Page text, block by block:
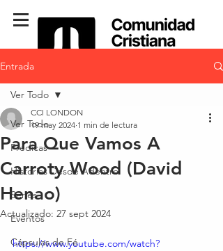
Entrada
Ver Todo
Predicas
Historias Desde Adentro
Series
Eventos
Cápsulas de Fé
Ver Todo
Para Que Vamos A
Carroty Wood (David
Henao)
CCI LONDON
19 may 2024 1 min de lectura
Actualizado: 27 sept 2024
https://www.youtube.com/watch?